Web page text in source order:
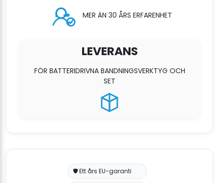
MER ÄN 30 ÅRS ERFARENHET
LEVERANS
FÖR BATTERIDRIVNA BANDNINGSVERKTYG OCH
SET
🛡️ Ett års EU-garanti